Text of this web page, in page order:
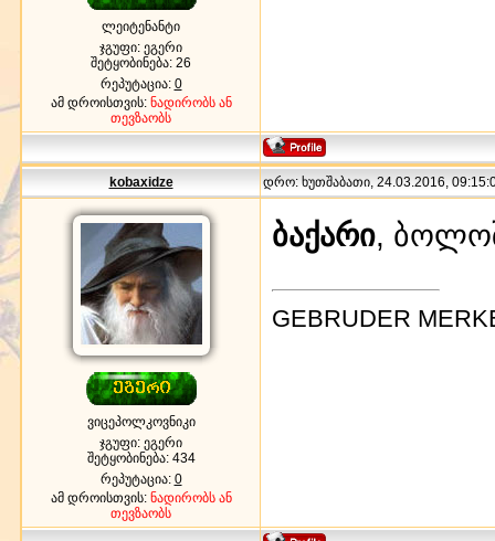
ლეიტენანტი
ჯგუფი: ეგერი
შეტყობინება: 26
რეპუტაცია: 0
ამ დროისთვის: ნადირობს ან
თევზაობს
kobaxidze დრო: ხუთშაბათი, 24.03.2016,
ვიცეპოლკოვნიკი
ჯგუფი: ეგერი
შეტყობინება: 434
რეპუტაცია: 0
ამ დროისთვის: ნადირობს ან
თევზაობს
ბაქარი,
GEBRUDER